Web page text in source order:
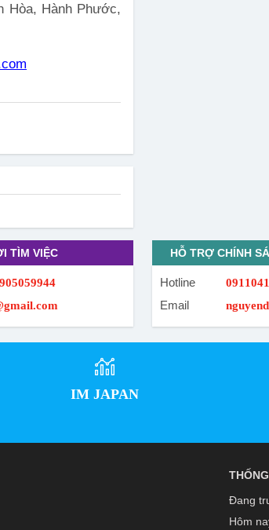
Hòa, Hành Phước,
TÌM VIỆC HỖ TRỢ CHÍNH
Hotline
Email
IM JAPAN
Đang
Hôm